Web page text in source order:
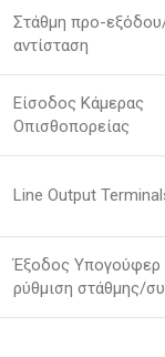
Στάθμη προ-
αντίσταση
Είσοδος Κάμερας
Οπισθοπορείας
Line Output
Έξοδος Υπογούφερ
ρύθμιση στάθμης/